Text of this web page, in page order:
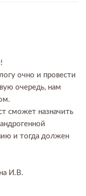
очно и провести
очередь, нам
сможет назначить
и тогда должен
И.В.